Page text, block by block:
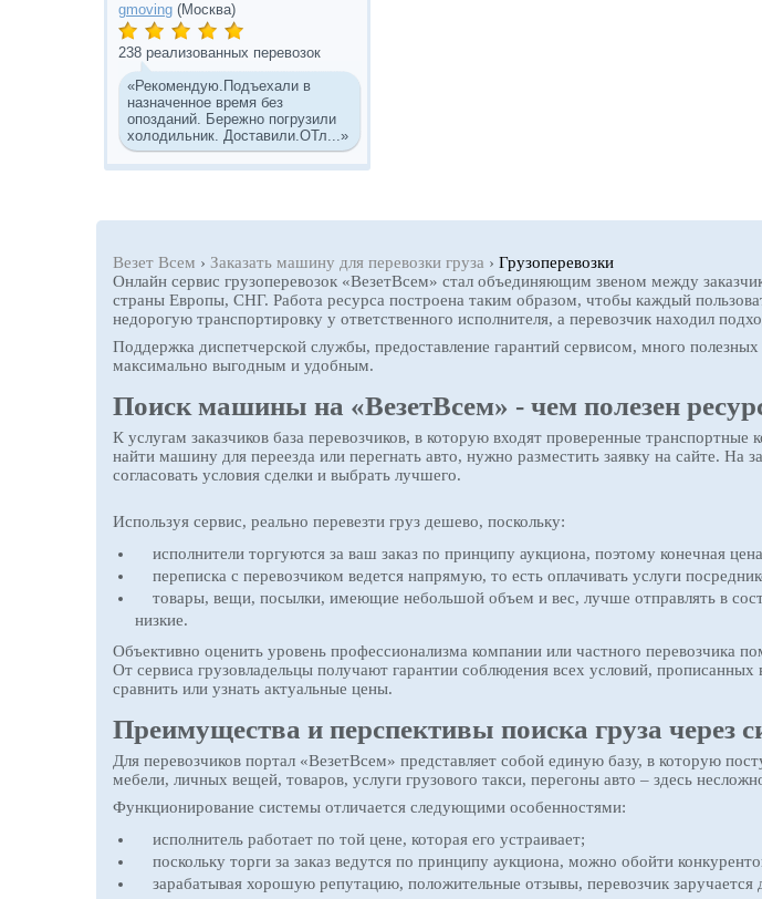
gmoving (Москва)
238 реализованных перевозок
«Рекомендую.Подъехали в
назначенное время без
опозданий. Бережно погрузили
холодильник. Доставили.ОТл...»
Везет Всем › Заказать машину для перевозки груза › Грузоперевозки
Онлайн сервис грузоперевозок «ВезетВсем» стал объединяющим звеном между
страны Европы, СНГ. Работа ресурса построена таким образом, чтобы каждый
недорогую транспортировку у ответственного исполнителя, а перевозчик находил
Поддержка диспетчерской службы, предоставление гарантий сервисом, много
максимально выгодным и удобным.
Поиск машины на «ВезетВсем» - чем полезен
К услугам заказчиков база перевозчиков, в которую входят проверенные
найти машину для переезда или перегнать авто, нужно разместить заявку на сайте. На
согласовать условия сделки и выбрать лучшего.
Используя сервис, реально перевезти груз дешево, поскольку:
исполнители торгуются за ваш заказ по принципу аукциона, поэтому конечная
переписка с перевозчиком ведется напрямую, то есть оплачивать услуги
товары, вещи, посылки, имеющие небольшой объем и вес, лучше отправлять в
низкие.
Объективно оценить уровень профессионализма компании или частного перевозчика
От сервиса грузовладельцы получают гарантии соблюдения всех условий,
сравнить или узнать актуальные цены.
Преимущества и перспективы поиска груза через
Для перевозчиков портал «ВезетВсем» представляет собой единую базу, в которую
мебели, личных вещей, товаров, услуги грузового такси, перегоны авто – здесь
Функционирование системы отличается следующими особенностями:
исполнитель работает по той цене, которая его устраивает;
поскольку торги за заказ ведутся по принципу аукциона, можно обойти
зарабатывая хорошую репутацию, положительные отзывы, перевозчик